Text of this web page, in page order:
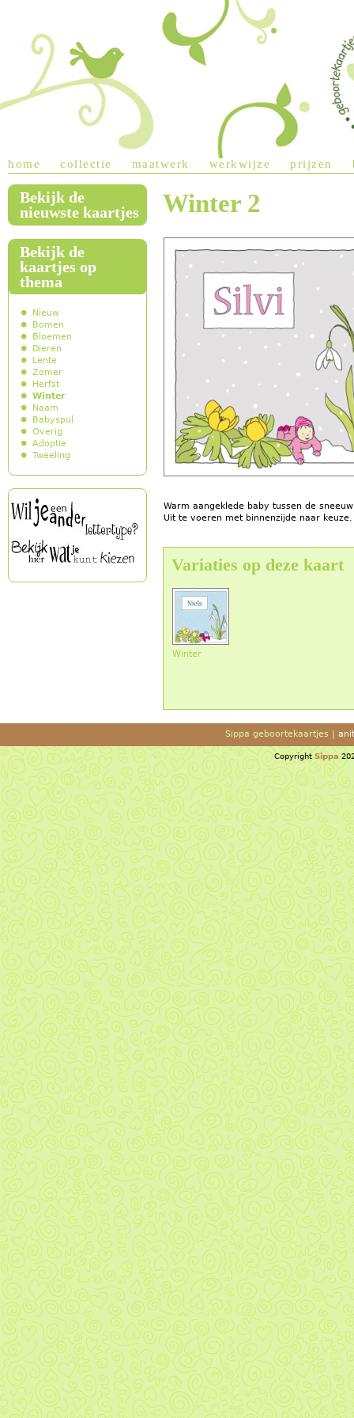
Winter 2
Warm aangeklede baby tussen de
Uit te voeren met binnenzijde naar keuze.
Variaties op deze kaart
Winter
main menu
home collectie maatwerk werkwijze prijzen
Bekijk de
nieuwste kaartjes
Bekijk de
kaartjes op
thema
Nieuw
Bomen
Bloemen
Dieren
Lente
Zomer
Herfst
Winter
Naam
Babyspul
Overig
Adoptie
Tweeling
Sippa geboortekaartjes |
CopyrightSippa